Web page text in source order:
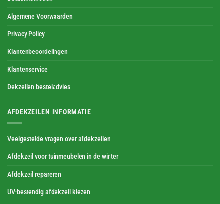
Algemene Voorwaarden
Privacy Policy
Klantenbeoordelingen
Klantenservice
Dekzeilen besteladvies
AFDEKZEILEN INFORMATIE
Veelgestelde vragen over afdekzeilen
Afdekzeil voor tuinmeubelen in de winter
Afdekzeil repareren
UV-bestendig afdekzeil kiezen